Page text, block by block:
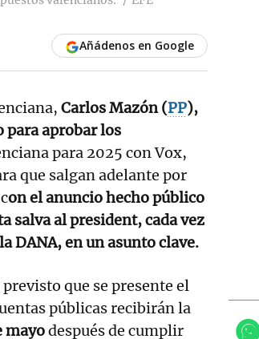
Añádenos en Google
Carlos Mazón (PP),
para aprobar los
para 2025 con Vox,
que salgan adelante por
on el anuncio hecho público
salva al president, cada vez
DANA, en un asunto clave.
que se presente el
públicas recibirán la
mayodespués de cumplir